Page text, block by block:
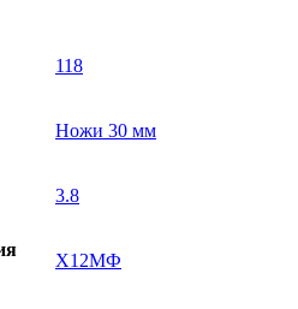
118
Ножи 30 мм
3.8
Х12МФ